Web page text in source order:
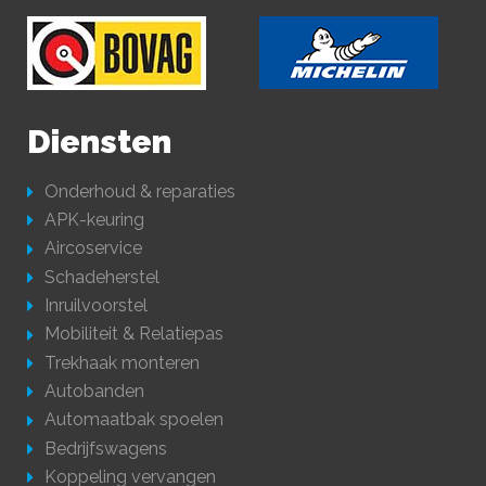
Diensten
Onderhoud & reparaties
APK-keuring
Aircoservice
Schadeherstel
Inruilvoorstel
Mobiliteit & Relatiepas
Trekhaak monteren
Autobanden
Automaatbak spoelen
Bedrijfswagens
Koppeling vervangen